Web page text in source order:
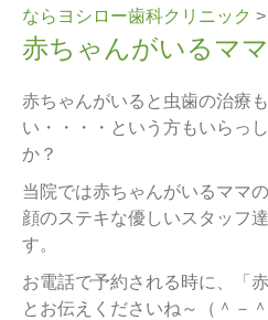
ならヨシロー歯科クリニック >
赤ちゃんがいるマ
赤ちゃんがいると虫歯の治療
い・・・・という方もいらっ
か？
当院では赤ちゃんがいるママ
顔のステキな優しいスタッフ
す。
お電話で予約される時に、「
とお伝えくださいね～（＾－＾